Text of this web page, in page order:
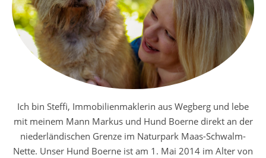
Ich bin Steffi, Immobilienmaklerin aus Wegberg und lebe
mit meinem Mann Markus und Hund Boerne direkt an der
niederländischen Grenze im Naturpark Maas-Schwalm-
Nette. Unser Hund Boerne ist am 1. Mai 2014 im Alter von